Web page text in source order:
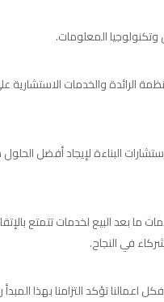
المعلومات.
الرائدة والخدمات
البناءة لإيجاد أفضل
ما بعد البيع لخدمات
في النجاح.
تؤكد التزامنا بهذا